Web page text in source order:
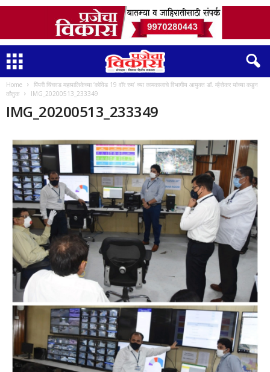
Home
पिंपरी चिंचवड महापालिकेच्या ‘कोविड 19 वॉर रुम’ च्या कामकाजाचे विभागीय आयुक्त डॉ. म्हैसेकर यांच्या कडुन
कौतुक
IMG_20200513_233349
IMG_20200513_233349